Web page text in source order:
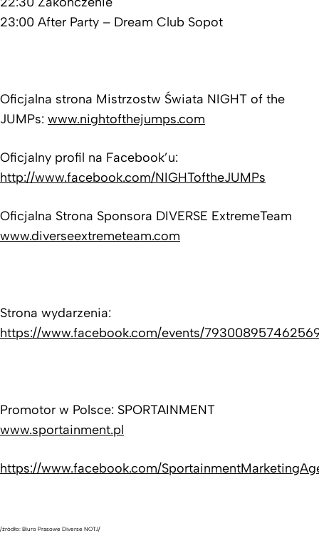
23:00 After Party – Dream Club Sopot
Oficjalna strona Mistrzostw Świata NIGHT of the
JUMPs: www.nightofthejumps.com
Oficjalny profil na Facebook’u:
http://www.facebook.com/NIGHToftheJUMPs
Oficjalna Strona Sponsora DIVERSE ExtremeTeam
www.diverseextremeteam.com
Strona wydarzenia:
https://www.facebook.com/events/
Promotor w Polsce: SPORTAINMENT
www.sportainment.pl
https://www.facebook.com/
/źródło: Biuro Prasowe Diverse NOTJ/